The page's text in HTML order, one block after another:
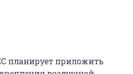
планирует приложить